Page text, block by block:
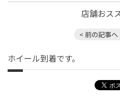
店舗おス
< 前の記事へ
ホイール到着です。